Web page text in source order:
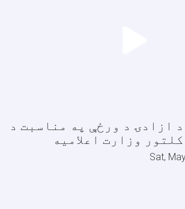
ازادۍ د ورځې په مناسبت د
کلتور وزارت اعلاميه
Sat,